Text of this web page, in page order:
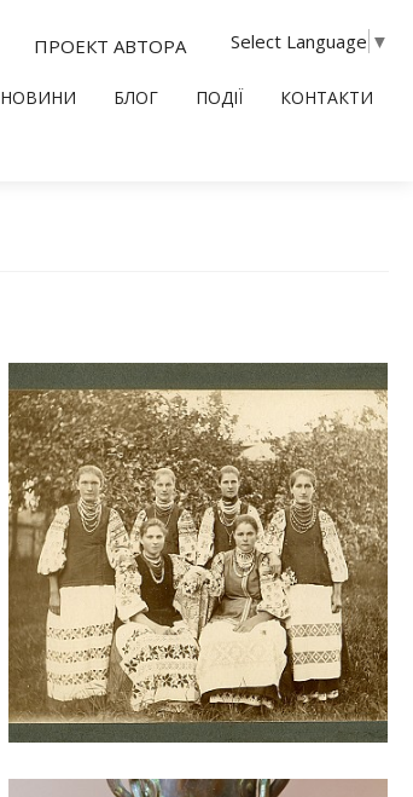
ПРОЕКТ АВТОРА Select Language ▼
НОВИНИ БЛОГ ПОДІЇ КОНТАКТИ